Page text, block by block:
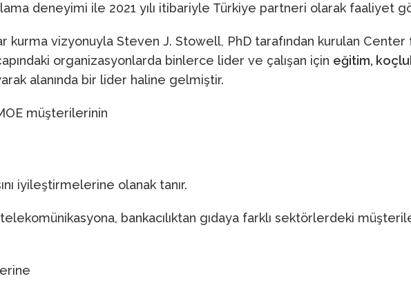
deneyimi ile 2021 yılı itibariyle Türkiye partneri olarak faaliyet
kurma vizyonuyla Steven J. Stowell, PhD tarafından kurulan
organizasyonlarda binlerce lider ve çalışan için eğitim,
alanında bir lider haline gelmiştir.
müşterilerinin
iyileştirmelerine olanak tanır.
bankacılıktan gıdaya farklı sektörlerdeki